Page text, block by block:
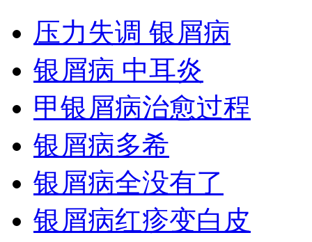
压力失调 银屑病
银屑病 中耳炎
甲银屑病治愈过程
银屑病多希
银屑病全没有了
银屑病红疹变白皮